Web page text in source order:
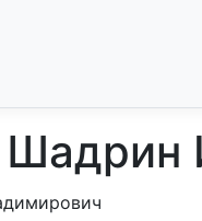
Шадрин